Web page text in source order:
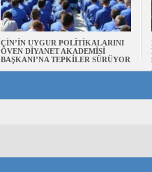
ÇİN’İN UYGUR POLİTİKALARINI
ÖVEN DİYANET AKADEMİSİ
BAŞKANI’NA TEPKİLER SÜRÜYOR